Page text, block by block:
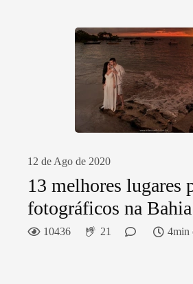
12 de Ago de 2020
13 melhores lugares
fotográficos na Bahia
10436 21 4min